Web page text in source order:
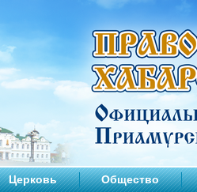
Церковь Общество